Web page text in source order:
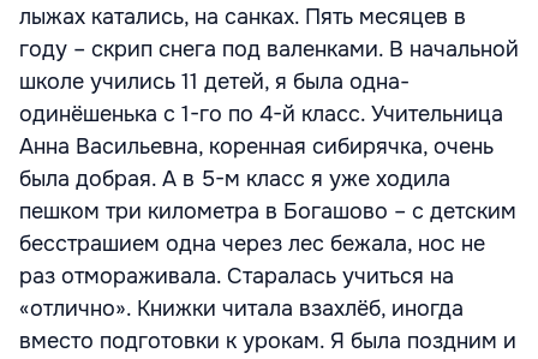
лыжах катались, на санках. Пять месяцев в
году – скрип снега под валенками. В начальной
школе учились 11 детей, я была одна-
одинёшенька с 1-го по 4-й класс. Учительница
Анна Васильевна, коренная сибирячка, очень
была добрая. А в 5-м класс я уже ходила
пешком три километра в Богашово – с детским
бесстрашием одна через лес бежала, нос не
раз отмораживала. Старалась учиться на
«отлично». Книжки читала взахлёб, иногда
вместо подготовки к урокам. Я была поздним и